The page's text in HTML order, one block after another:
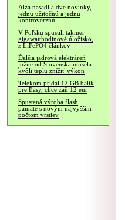
Alza nasadila dve novinky,
jednu užitočnú a jednu
kontroverznú
V Poľsku spustili takmer
gigawatthodinové úložisko,
z LiFePO4 článkov
Ďalšia jadrová elektráreň
južne od Slovenska musela
kvôli teplu znížiť výkon
Telekom pridal 12 GB balík
pre Easy, chce zaň 12 eur
Spustená výroba flash
pamäte s novým najvyšším
počtom vrstiev